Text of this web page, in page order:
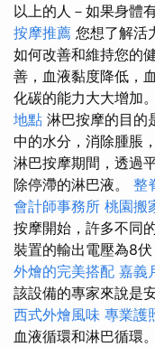
以上的人－如果身體
按摩推薦 您想了解活
如何改善和維持您的
善，血液黏度降低，
化碳的能力大大增加。
地點 淋巴按摩的目的
中的水分，消除腫脹
淋巴按摩期間，透過
除停滯的淋巴液。 整
會計師事務所 桃園搬
按摩開始，許多不同
裝置的輸出電壓為8
外燴的完美搭配 嘉義
該設備的專家來說是
西式外燴風味 專業護
血液循環和淋巴循環。